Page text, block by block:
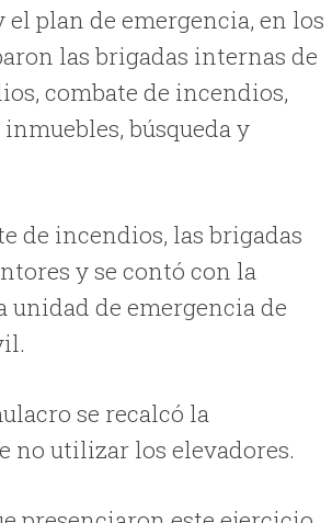
plan de emergencia, en los
las brigadas internas de
combate de incendios,
búsqueda y
de incendios, las brigadas
y se contó con la
unidad de emergencia de
se recalcó la
no utilizar los elevadores.